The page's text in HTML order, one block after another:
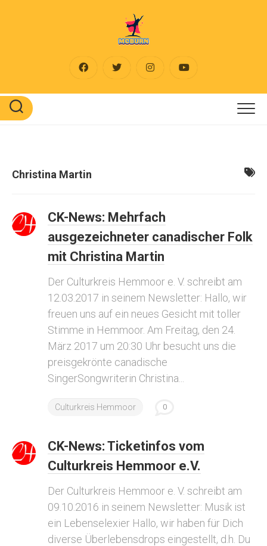
Christina Martin
CK-News: Mehrfach
ausgezeichneter canadischer Folk
mit Christina Martin
Der Culturkreis Hemmoor e. V. schreibt am
12.03.2017 in seinem Newsletter: Hallo, wir
freuen uns auf ein neues Gesicht mit toller
Stimme in Hemmoor. Am Freitag, den 24.
März 2017 um 20:30 Uhr besucht uns die
preisgekrönte canadische
SingerSongwriterin Christina...
Culturkreis Hemmoor 0
CK-News: Ticketinfos vom
Culturkreis Hemmoor e.V.
Der Culturkreis Hemmoor e. V. schreibt am
09.10.2016 in seinem Newsletter: Musik ist
ein Lebenselexier Hallo, wir haben für Dich
diverse Überlebensdrops eingestellt, d.h. Du